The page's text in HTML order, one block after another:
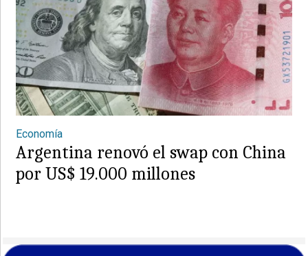
Economía
Argentina renovó el swap con China
por US$ 19.000 millones